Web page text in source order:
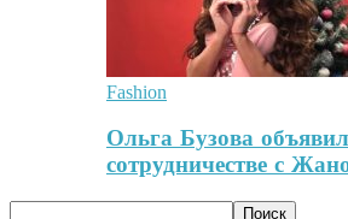
Fashion
Ольга Бузова
сотрудничестве с